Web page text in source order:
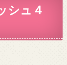
シュ４